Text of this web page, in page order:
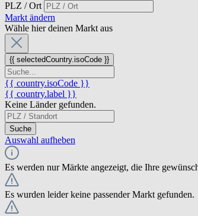
PLZ / Ort
Markt ändern
Wähle hier deinen Markt aus
{{ selectedCountry.isoCode }}
{{ country.isoCode }}
{{ country.label }}
Keine Länder gefunden.
Suche
Auswahl aufheben
Es werden nur Märkte angezeigt, die Ihre
Es wurden leider keine passender Markt gefunden.